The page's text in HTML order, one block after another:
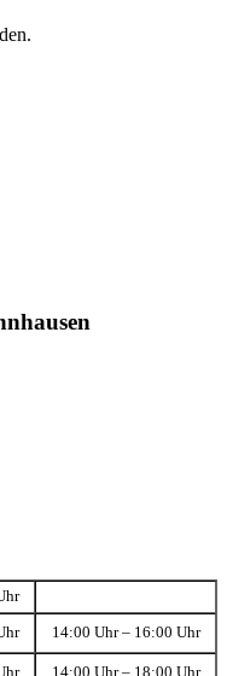
14:00 Uhr – 16:00 Uhr